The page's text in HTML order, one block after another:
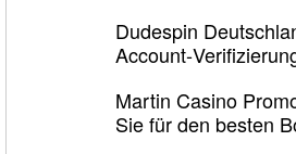
Dudespin
Martin Casino
Sie für den besten